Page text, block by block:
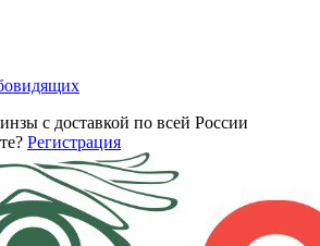
с доставкой по всей России
Регистрация